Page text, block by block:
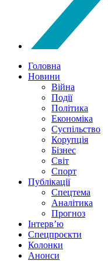
Головна
Новини
Війна
Події
Політика
Економіка
Суспільство
Корупція
Бізнес
Світ
Спорт
Публікації
Спецтема
Аналітика
Прогноз
Інтерв’ю
Спецпроєкти
Колонки
Анонси